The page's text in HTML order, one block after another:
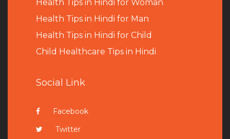
Health Tips in Hindi for Woman
Health Tips in Hindi for Man
Health Tips in Hindi for Child
Child Healthcare Tips in Hindi
Social Link
Facebook
Twitter